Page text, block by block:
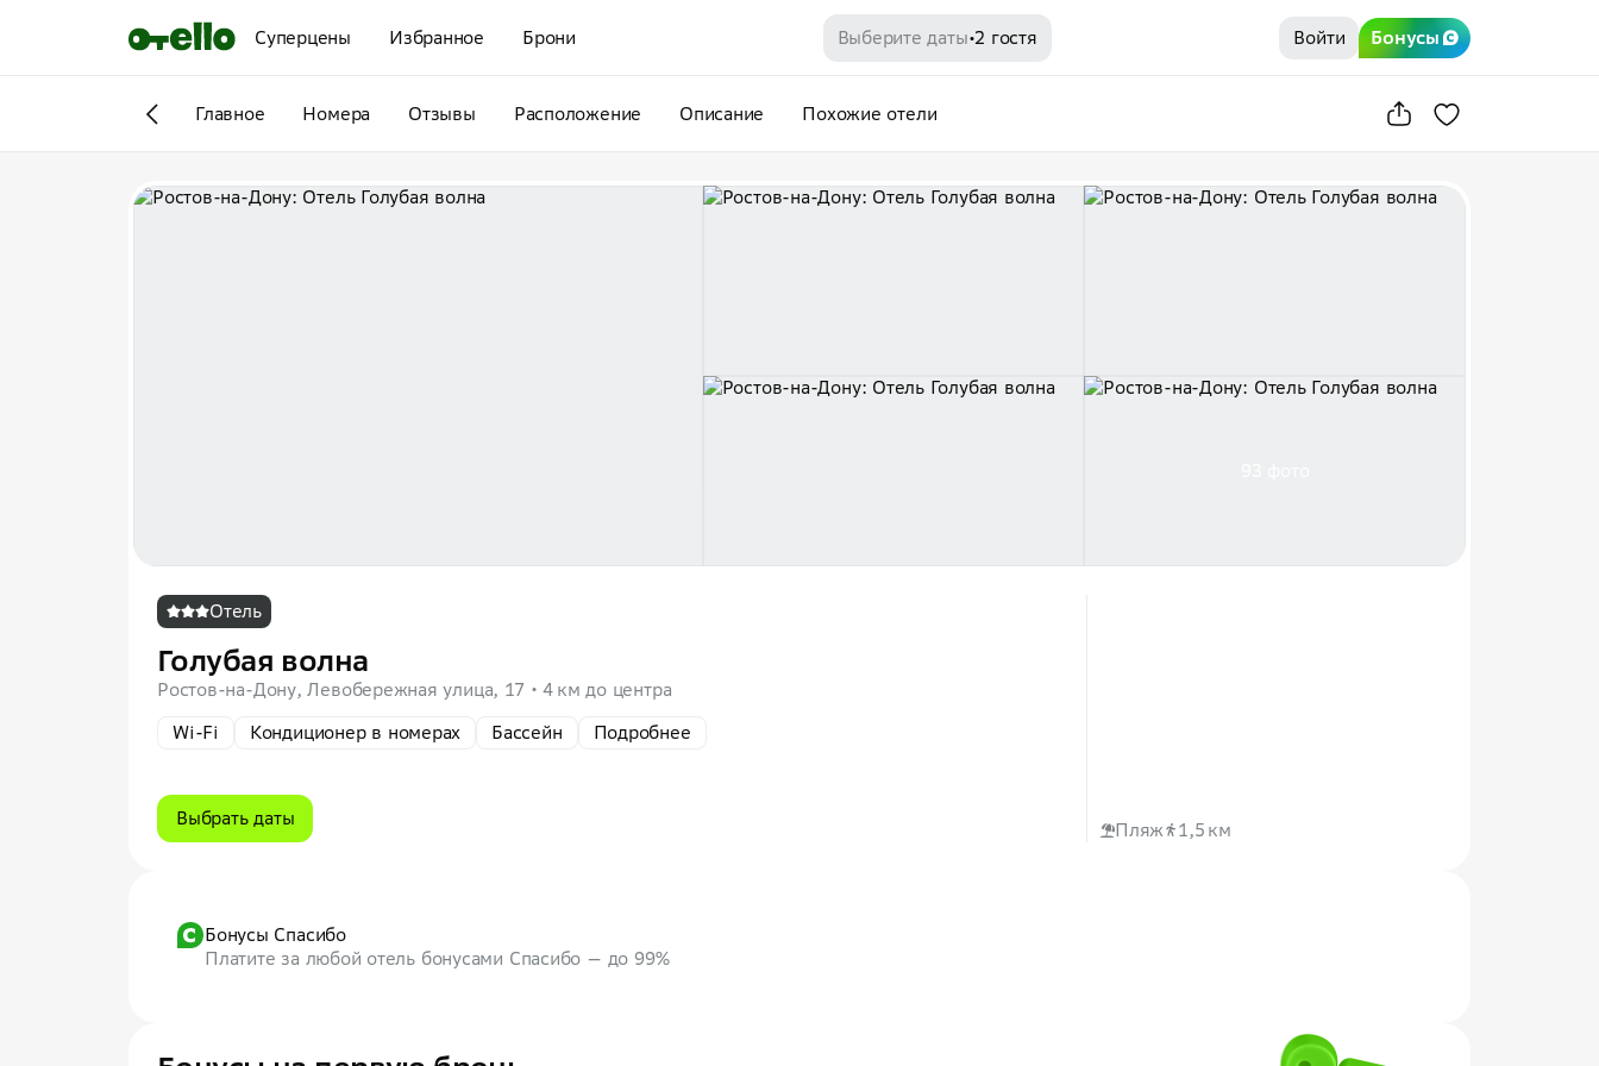
Суперцены Избранное Брони Выберите даты•2 гостя Войти Бонусы
Главное Номера Отзывы Расположение Описание Похожие отели
Отель
Голубая волна
Ростов-на-Дону, Левобережная улица, 17
4 км до центра
Wi-Fi
Кондиционер в номерах Бассейн Подробнее
Выбрать даты
Пляж 1,5 км
Бонусы Спасибо
Платите за любой отель бонусами Спасибо — до 99%